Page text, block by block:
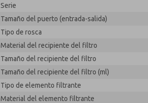
Serie
Tamaño del puerto (entrada-salida)
Tipo de rosca
Material del recipiente del filtro
Tamaño del recipiente del filtro
Tamaño del recipiente del filtro (ml)
Tipo de elemento filtrante
Material del elemento filtrante
MD353ECA9CCYN